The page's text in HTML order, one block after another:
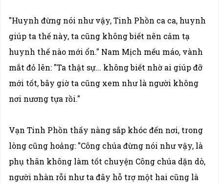
"Huynh đừng nói như vậy, Tinh Phồn ca ca, huynh
giúp ta thế này, ta cũng không biết nên cảm tạ
huynh thế nào mới ổn." Nam Mịch mếu máo, vành
mắt đỏ lên: "Ta thật sự... không biết nhờ ai giúp đỡ
mới tốt, bây giờ ta cũng xem như là người không
nơi nương tựa rồi."
Vạn Tinh Phồn thấy nàng sắp khóc đến nơi, trong
lòng cũng hoảng: "Công chúa đừng nói như vậy, là
phụ thân không làm tốt chuyện Công chúa dặn dò,
người nhàn rỗi như ta đây hỗ trợ một hai cũng là